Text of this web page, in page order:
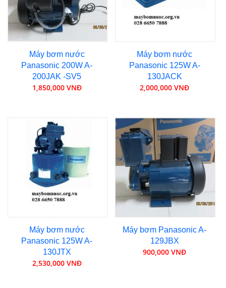
Máy bơm nước
Panasonic 200W A-
200JAK -SV5
1,850,000 VNĐ
Máy bơm nước
Panasonic 125W A-
130JACK
2,000,000 VNĐ
Máy bơm nước
Panasonic 125W A-
130JTX
2,530,000 VNĐ
Máy bơm Panasonic A-
129JBX
900,000 VNĐ